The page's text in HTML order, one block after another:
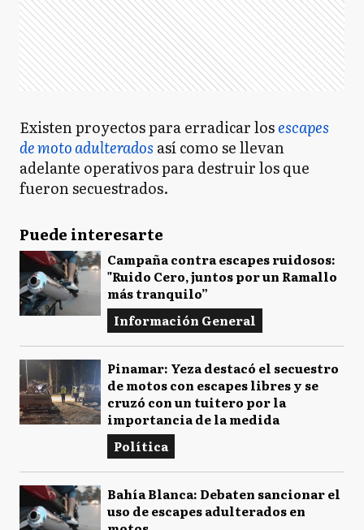
Existen proyectos para erradicar losescapes
de moto adulterados así como se llevan
adelante operativos para destruir los que
fueron secuestrados.
Puede interesarte
Campaña contra escapes ruidosos:
"Ruido Cero, juntos por un Ramallo
más tranquilo”
Información General
Pinamar: Yeza destacó el secuestro
de motos con escapes libres y se
cruzó con un tuitero por la
importancia de la medida
Política
Bahía Blanca: Debaten sancionar el
uso de escapes adulterados en